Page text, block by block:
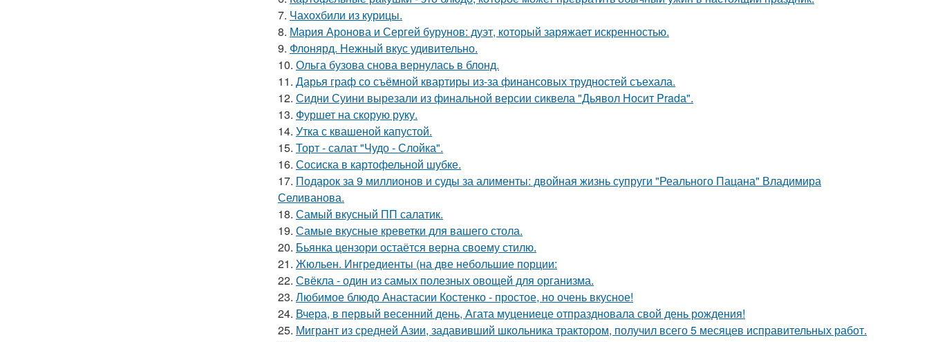
7. Чахохбили из курицы.
8. Мария Аронова и Сергей бурунов: дуэт, который заряжает искренностью.
9. Флонярд. Нежный вкус удивительно.
10. Ольга бузова снова вернулась в блонд.
11. Дарья граф со съёмной квартиры из-за финансовых трудностей съехала.
12. Сидни Суини вырезали из финальной версии сиквела "Дьявол Носит Pradа".
13. Фуршет на скорую руку.
14. Утка с квашеной капустой.
15. Торт - салат "Чудо - Слойка".
16. Сосиска в картофельной шубке.
17. Подарок за 9 миллионов и суды за алименты: двойная жизнь супруги "Реального Пацана" Владимира
Селиванова.
18. Самый вкусный ПП салатик.
19. Самые вкусные креветки для вашего стола.
20. Бьянка цензори остаётся верна своему стилю.
21. Жюльен. Ингредиенты (на две небольшие порции:
22. Свёкла - один из самых полезных овощей для организма.
23. Любимое блюдо Анастасии Костенко - простое, но очень вкусное!
24. Вчера, в первый весенний день, Агата муцениеце отпраздновала свой день рождения!
25. Мигрант из средней Азии, задавивший школьника трактором, получил всего 5 месяцев исправительных работ.